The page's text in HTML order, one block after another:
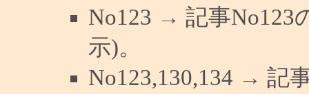
No123 → 記事No123
示)。
No123,130,134 → 記